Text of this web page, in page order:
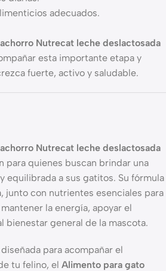
adecuados.
Nutrecat leche deslactosada
esta importante etapa y
fuerte, activo y saludable.
Nutrecat leche deslactosada
para quienes buscan brindar una
equilibrada a sus gatitos. Su fórmula
junto con nutrientes esenciales para
la energía, apoyar el
bienestar general de la mascota.
para acompañar el
tu felino, el Alimento para gato